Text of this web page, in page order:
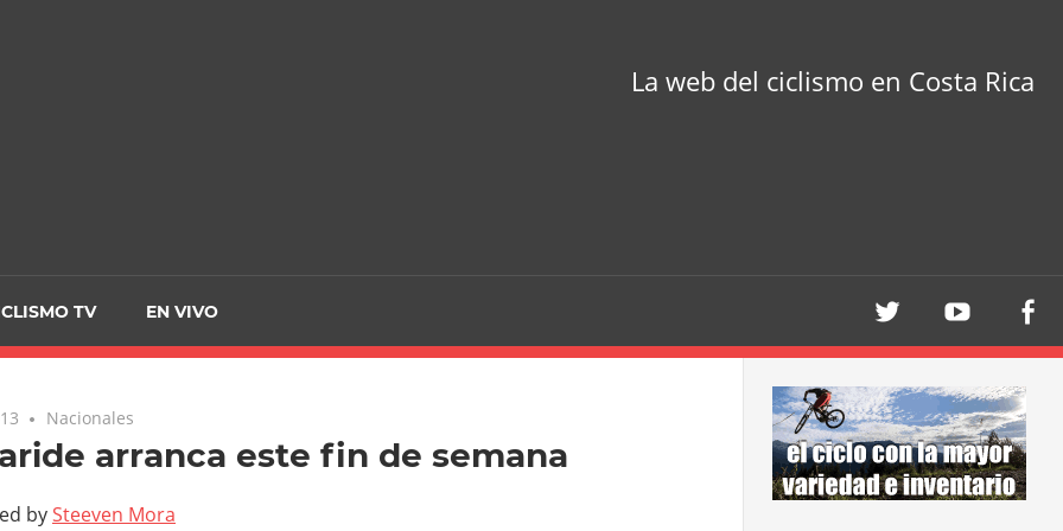
La web del ciclismo en Costa Rica
TV EN VIVO
Nacionales
arranca este fin de semana
bySteeven Mora